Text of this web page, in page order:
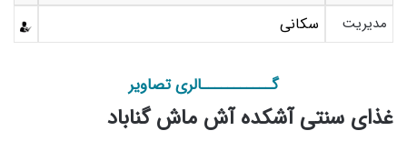
مدیریت سکانی
گـــــــــــالری تصاویر
غذای سنتی آشکده آش ماش گناباد